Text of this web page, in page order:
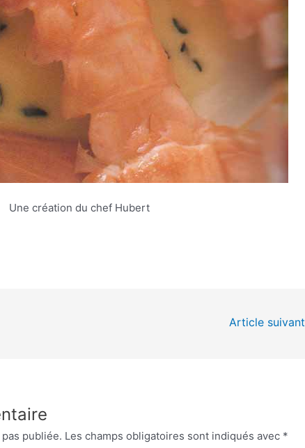
Une création du chef Hubert
Article suivant
publiée. Les champs obligatoires sont indiqués avec *